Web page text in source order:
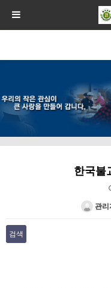
한국불
관리
검색